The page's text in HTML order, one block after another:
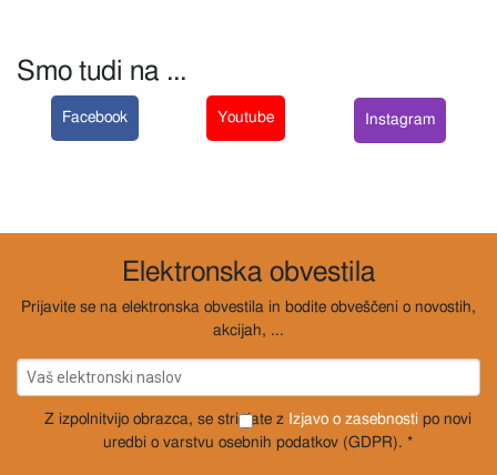
Smo tudi na ...
Facebook Youtube Instagram
Elektronska obvestila
Prijavite se na elektronska obvestila in bodite obveščeni o novostih,
akcijah, ...
Z izpolnitvijo obrazca, se strinjate z Izjavo o zasebnosti po novi
uredbi o varstvu osebnih podatkov (GDPR). *